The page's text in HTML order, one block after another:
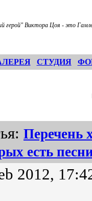
герой" Виктора Цоя - это
СТУДИЯ
Перечень
есть
2012,